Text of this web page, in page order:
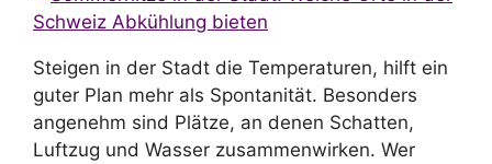
Steigen in der Stadt die Temperaturen, hilft ein
guter Plan mehr als Spontanität. Besonders
angenehm sind Plätze, an denen Schatten,
Luftzug und Wasser zusammenwirken. Wer